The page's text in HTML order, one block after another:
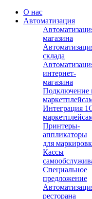
О нас
Автоматизация
магазина
склада
интернет-
магазина
Подключение
Интеграция
Принтеры-
аппликаторы
для
Кассы
Специальное
предложение
ресторана